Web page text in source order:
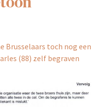
Brusselaars toch nog een
(88) zelf begraven